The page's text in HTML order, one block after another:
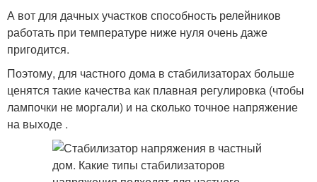
А вот для дачных участков способность релейников
работать при температуре ниже нуля очень даже
пригодится.
Поэтому, для частного дома в стабилизаторах больше
ценятся такие качества как плавная регулировка (чтобы
лампочки не моргали) и на сколько точное напряжение
на выходе .